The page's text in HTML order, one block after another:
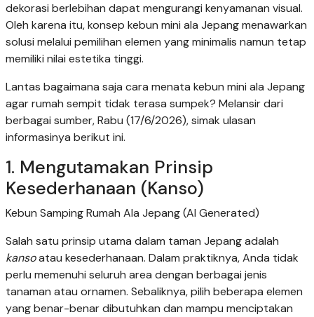
dekorasi berlebihan dapat mengurangi kenyamanan visual.
Oleh karena itu, konsep kebun mini ala Jepang menawarkan
solusi melalui pemilihan elemen yang minimalis namun tetap
memiliki nilai estetika tinggi.
Lantas bagaimana saja cara menata kebun mini ala Jepang
agar rumah sempit tidak terasa sumpek? Melansir dari
berbagai sumber, Rabu (17/6/2026), simak ulasan
informasinya berikut ini.
1. Mengutamakan Prinsip
Kesederhanaan (Kanso)
Kebun Samping Rumah Ala Jepang (AI Generated)
Salah satu prinsip utama dalam taman Jepang adalah
kansoatau kesederhanaan. Dalam praktiknya, Anda tidak
perlu memenuhi seluruh area dengan berbagai jenis
tanaman atau ornamen. Sebaliknya, pilih beberapa elemen
yang benar-benar dibutuhkan dan mampu menciptakan